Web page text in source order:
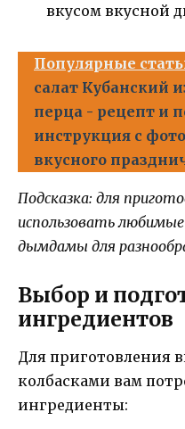
вкусом вкусной
Популярные
салат Кубанский
перца - рецепт и
инструкция с
вкусного
Подсказка: для
использовать
дымдамы для
Выбор и
ингредиентов
Для приготовления
колбасками вам
ингредиенты: